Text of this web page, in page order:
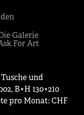
Galerie
For Art
und
B×H 130×210
pro Monat: CHF